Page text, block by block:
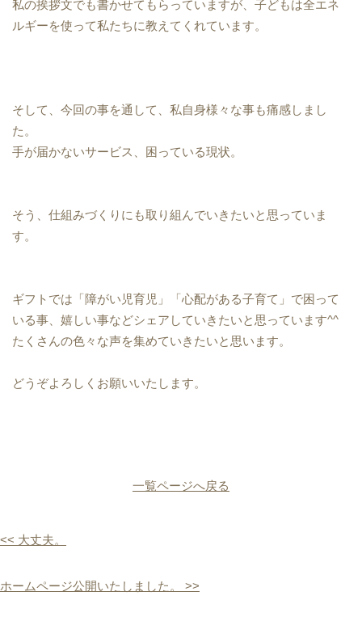
私の挨拶文でも書かせてもらっていますが、子どもは全エネ
ルギーを使って私たちに教えてくれています。
そして、今回の事を通して、私自身様々な事も痛感しまし
た。
手が届かないサービス、困っている現状。
そう、仕組みづくりにも取り組んでいきたいと思っていま
す。
ギフトでは「障がい児育児」「心配がある子育て」で困って
いる事、嬉しい事などシェアしていきたいと思っています^^
たくさんの色々な声を集めていきたいと思います。
どうぞよろしくお願いいたします。
一覧ページへ戻る
<< 大丈夫。
ホームページ公開いたしました。 >>